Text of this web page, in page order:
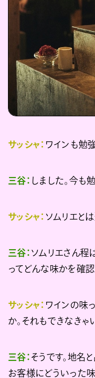
サッシャ： ワインも勉
三谷： しました。今も
サッシャ： ソムリエと
三谷： ソムリエさん程
ってどんな味かを確認
サッシャ： ワインの味
か。それもできなきゃ
三谷： そうです。地名
お客様にどういった